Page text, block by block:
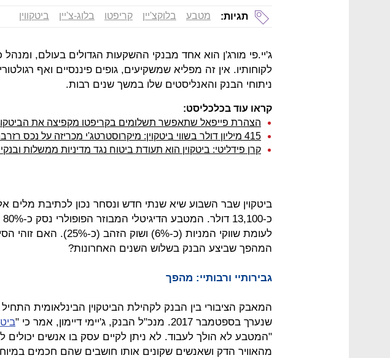
תגיות: מטבע בלוקצ'יין קריפטו בלוג-צ'יין ביטקווין
לקוחותיו. אין זה מפליא שמשקיעים, גופים פיננסיים ואף
ניתוחי הבנק והאנליסטים שלו במשך שנים רבות.
קראו עוד בכלכליסט:
הצהרת פייפאל שתאפשר תשלומים בקריפטו מקפיצה את
415 מיליון דולר בשווי ביטקוין: מיקרוסטרטג'י מכריזה על נכס רזרבה חדש
קרן פידליטי: ביטקוין הוא תעודת ביטוח נגד מדיניות ממשלות
ביטקוין שבר השבוע שיא שנתי חדש ונסחר נכון לכתיבת מלים
לעומת שווקי המניות (כ-6%)
המהפך שביצע הבנק בשלוש השנים האחרונות?
גבירותיי ורבותיי: מהפך
המאבק הציבורי בין הבנק לקהילת הביטקוין הבינלאומית
שנערך בספטמבר 2017. מנכ"ל הבנק, ג'יימי דיימון, אמר כי "
"המטבע לא הולך לעבוד. לא ניתן לקיים עסק בו אנשים יכולים
מהאוויר הדק ושאנשים שקונים אותו חושבים שהם חכמים